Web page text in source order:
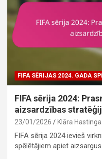
FIFA SĒRIJAS 2024. GADA
FIFA sērija 2024:
aizsardzības
23/01/2026 Klāra Hastinga
FIFA sērija 2024 ievieš
spēlētājiem apiet